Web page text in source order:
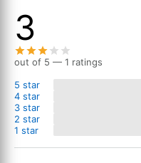
3
out of 5 — 1 ratings
5 star
4 star
3 star
2 star
1 star